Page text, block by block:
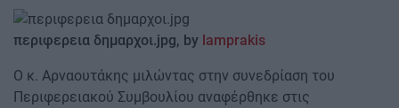
περιφερεια δημαρχοι.jpg, by lamprakis
Ο κ. Αρναουτάκης μιλώντας στην συνεδρίαση του
Περιφερειακού Συμβουλίου αναφέρθηκε στις